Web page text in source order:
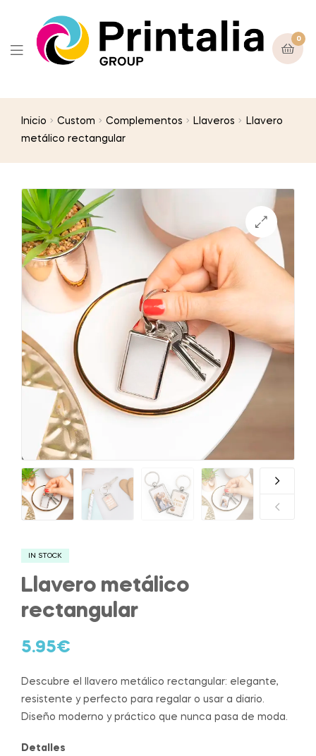
0
Inicio Custom Complementos Llaveros
Llavero
metálico rectangular
IN STOCK
Llavero metálico
rectangular
5.95€
Descubre el llavero metálico rectangular: elegante,
resistente y perfecto para regalar o usar a diario.
Diseño moderno y práctico que nunca pasa de moda.
Detalles